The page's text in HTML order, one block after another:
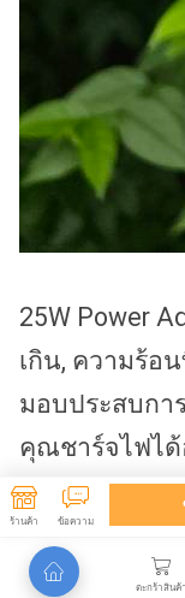
ตะกร้าสินค้า
ร้านค้า ข้อความ
25W Power
เกิน, ความร้อ
มอบประสบกา
คุณชาร์จไฟไ